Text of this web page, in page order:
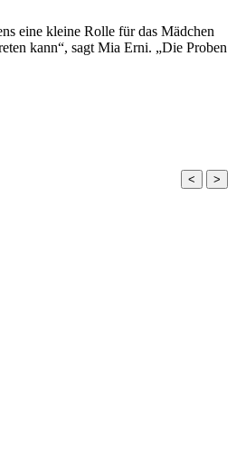
eine kleine Rolle für das Mädchen
kann“, sagt Mia Erni. „Die Proben
< >